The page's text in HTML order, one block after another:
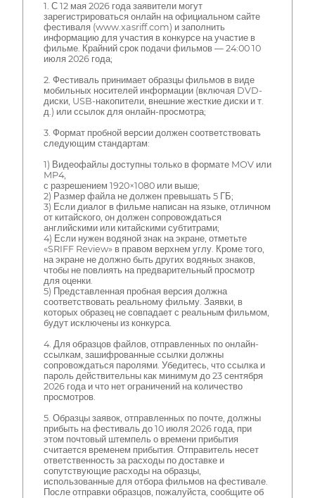
1. С 12 мая 2026 года заявители могут
зарегистрироваться онлайн на официальном сайте
фестиваля (www.xasriff.com) и заполнить
информацию для участия в конкурсе на участие в
фильме. Крайний срок подачи фильмов — 24:00 10
июля 2026 года;
2. Фестиваль принимает образцы фильмов в виде
мобильных носителей информации (включая DVD-
диски, USB-накопители, внешние жесткие диски и т.
д.) или ссылок для онлайн-просмотра;
3. Формат пробной версии должен соответствовать
следующим стандартам:
1) Видеофайлы доступны только в формате MOV или
MP4,
с разрешением 1920×1080 или выше;
2) Размер файла не должен превышать 5 ГБ;
3) Если диалог в фильме написан на языке, отличном
от китайского, он должен сопровождаться
английскими или китайскими субтитрами;
4) Если нужен водяной знак на экране, отметьте
«SRIFF Review» в правом верхнем углу. Кроме того,
на экране не должно быть других водяных знаков,
чтобы не повлиять на предварительный просмотр
для оценки.
5) Представленная пробная версия должна
соответствовать реальному фильму. Заявки, в
которых образец не совпадает с реальным фильмом,
будут исключены из конкурса.
4. Для образцов файлов, отправленных по онлайн-
ссылкам, зашифрованные ссылки должны
сопровождаться паролями. Убедитесь, что ссылка и
пароль действительны как минимум до 23 сентября
2026 года и что нет ограничений на количество
просмотров.
5. Образцы заявок, отправленных по почте, должны
прибыть на фестиваль до 10 июля 2026 года, при
этом почтовый штемпель о времени прибытия
считается временем прибытия. Отправитель несет
ответственность за расходы по доставке и
сопутствующие расходы на образцы,
использованные для отбора фильмов на фестивале.
После отправки образцов, пожалуйста, сообщите об